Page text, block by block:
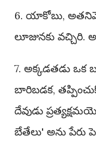
6. యాకోబు,
లూజునకు వచ్చిరి.
7. అక్కడతడు ఒక
బారిబడక,
దేవుడు
బేతేలు' అను పేరు